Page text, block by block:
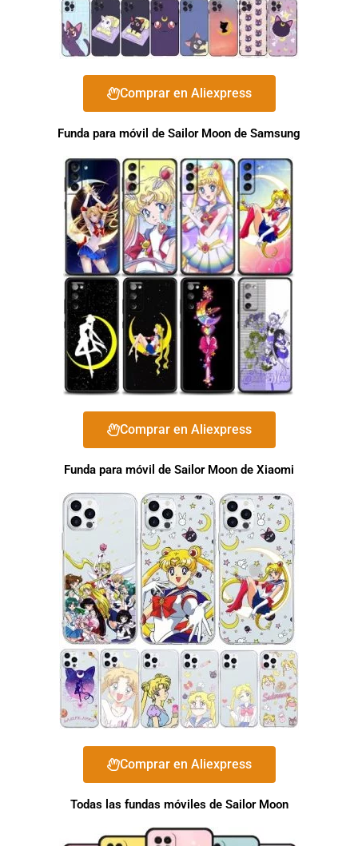
Comprar en Aliexpress
Funda para móvil de Sailor Moon de Samsung
Comprar en Aliexpress
Funda para móvil de Sailor Moon de Xiaomi
Comprar en Aliexpress
Todas las fundas móviles de Sailor Moon